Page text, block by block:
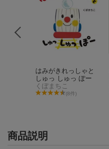
はみがきれっしゃと
しゅっ しゅっ ぽー
くぼまちこ
(8件)
商品説明